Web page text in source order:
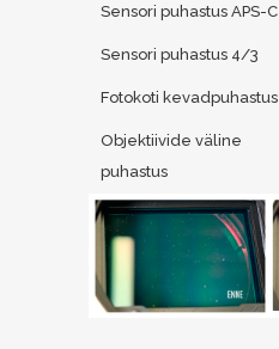
Sensori puhastus APS-C
Sensori puhastus 4/3
Fotokoti kevadpuhastus
Objektiivide väline
puhastus